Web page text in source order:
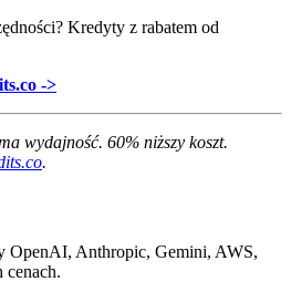
Kredyty z rabatem od
->
wydajność. 60% niższy koszt.
.
OpenAI, Anthropic, Gemini, AWS,
cenach.